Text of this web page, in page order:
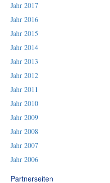
Jahr 2017
Jahr 2016
Jahr 2015
Jahr 2014
Jahr 2013
Jahr 2012
Jahr 2011
Jahr 2010
Jahr 2009
Jahr 2008
Jahr 2007
Jahr 2006
Partnerseiten